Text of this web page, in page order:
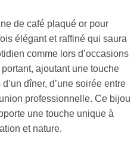
de café plaqué or pour
élégant et raffiné qui saura
comme lors d’occasions
ajoutant une touche
dîner, d’une soirée entre
professionnelle. Ce bijou
une touche unique à
et nature.